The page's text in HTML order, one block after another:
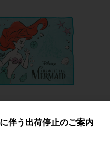
伴う出荷停止のご案内